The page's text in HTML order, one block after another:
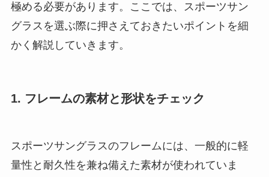
極める必要があります。ここでは、スポーツサン
グラスを選ぶ際に押さえておきたいポイントを細
かく解説していきます。
1. フレームの素材と形状をチェック
スポーツサングラスのフレームには、一般的に軽
量性と耐久性を兼ね備えた素材が使われていま